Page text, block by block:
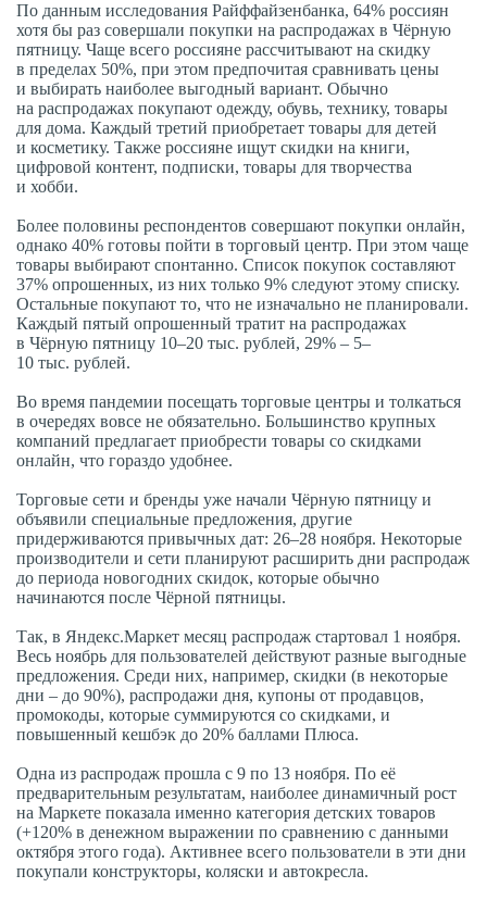
По данным исследования Райффайзенбанка, 64% россиян
хотя бы раз совершали покупки на распродажах в Чёрную
пятницу. Чаще всего россияне рассчитывают на скидку
в пределах 50%, при этом предпочитая сравнивать цены
и выбирать наиболее выгодный вариант. Обычно
на распродажах покупают одежду, обувь, технику, товары
для дома. Каждый третий приобретает товары для детей
и косметику. Также россияне ищут скидки на книги,
цифровой контент, подписки, товары для творчества
и хобби.
Более половины респондентов совершают покупки онлайн,
однако 40% готовы пойти в торговый центр. При этом чаще
товары выбирают спонтанно. Список покупок составляют
37% опрошенных, из них только 9% следуют этому списку.
Остальные покупают то, что не изначально не планировали.
Каждый пятый опрошенный тратит на распродажах
в Чёрную пятницу 10–20 тыс. рублей, 29% – 5–
10 тыс. рублей.
Во время пандемии посещать торговые центры и толкаться
в очередях вовсе не обязательно. Большинство крупных
компаний предлагает приобрести товары со скидками
онлайн, что гораздо удобнее.
Торговые сети и бренды уже начали Чёрную пятницу и
объявили специальные предложения, другие
придерживаются привычных дат: 26–28 ноября. Некоторые
производители и сети планируют расширить дни распродаж
до периода новогодних скидок, которые обычно
начинаются после Чёрной пятницы.
Так, в Яндекс.Маркет месяц распродаж стартовал 1 ноября.
Весь ноябрь для пользователей действуют разные выгодные
предложения. Среди них, например, скидки (в некоторые
дни – до 90%), распродажи дня, купоны от продавцов,
промокоды, которые суммируются со скидками, и
повышенный кешбэк до 20% баллами Плюса.
Одна из распродаж прошла с 9 по 13 ноября. По её
предварительным результатам, наиболее динамичный рост
на Маркете показала именно категория детских товаров
(+120% в денежном выражении по сравнению с данными
октября этого года). Активнее всего пользователи в эти дни
покупали конструкторы, коляски и автокресла.